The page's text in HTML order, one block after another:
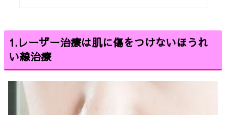
1.レーザー治療は肌に傷をつけないほうれ
い線治療